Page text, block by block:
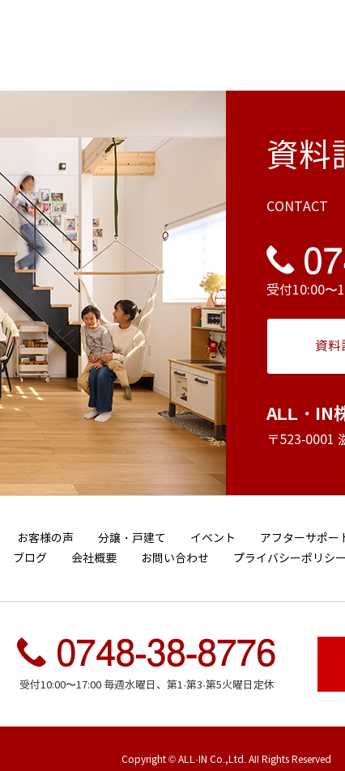
資料
CONTACT
受付10:00〜
資料
ALL・IN
〒523-0001
お客様の声 分譲・戸建て イベント アフターサポー
ブログ
会社概要 お問い合わせ プライバシーポリシー
受付10:00〜17:00毎週水曜日、第1·第3·第5火曜日定休
Copyright © ALL·IN Co.,Ltd. All Rights Reserved